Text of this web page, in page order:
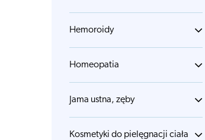
Hemoroidy
Homeopatia
Jama ustna, zęby
Kosmetyki do pielęgnacji ciała